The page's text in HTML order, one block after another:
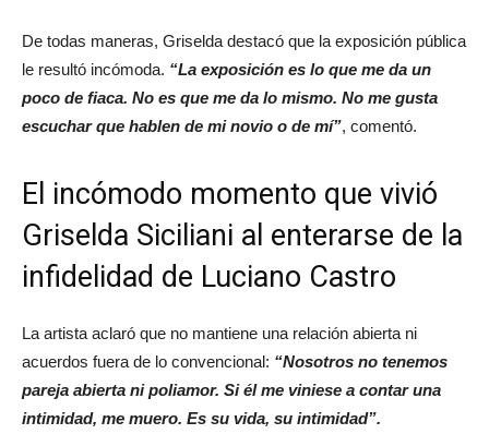
De todas maneras, Griselda destacó que la exposición pública
le resultó incómoda. “La exposición es lo que me da un
poco de fiaca. No es que me da lo mismo. No me gusta
escuchar que hablen de mi novio o de mí”, comentó.
El incómodo momento que vivió
Griselda Siciliani al enterarse de la
infidelidad de Luciano Castro
La artista aclaró que no mantiene una relación abierta ni
acuerdos fuera de lo convencional: “Nosotros no tenemos
pareja abierta ni poliamor. Si él me viniese a contar una
intimidad, me muero. Es su vida, su intimidad”.